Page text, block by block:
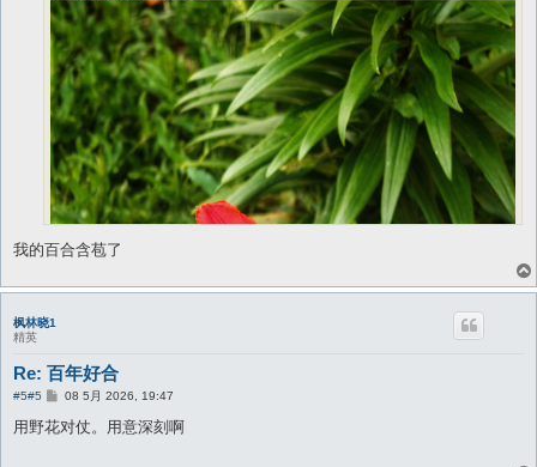
我的百合含苞了
枫林晓1
精英
Re: 百年好合
#5#5
帖
08 5月 2026, 19:47
用野花对仗。用意深刻啊